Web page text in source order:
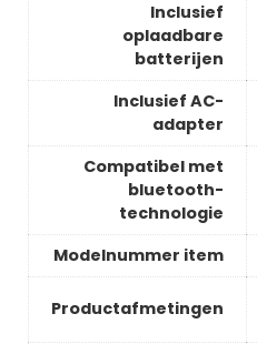
Inclusief
oplaadbare
batterijen
Inclusief AC-
adapter
Compatibel met
bluetooth-
technologie
Modelnummer item
Productafmetingen